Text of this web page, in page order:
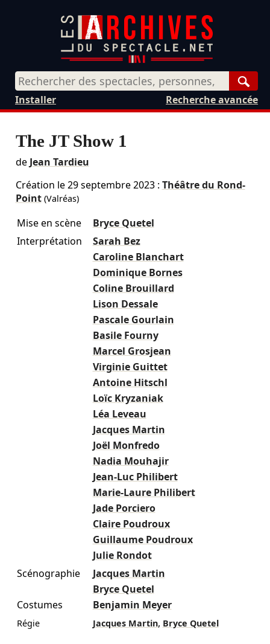
Recherche avancée
Installer
The JT Show 1
de Jean Tardieu
Création le29 septembre 2023: Théâtre du Rond-
Point(Valréas)
Mise en scène
Bryce Quetel
Interprétation
Sarah Bez
Caroline Blanchart
Dominique Bornes
Coline Brouillard
Lison Dessale
Pascale Gourlain
Basile Fourny
Marcel Grosjean
Virginie Guittet
Antoine Hitschl
Loïc Kryzaniak
Léa Leveau
Jacques Martin
Joël Monfredo
Nadia Mouhajir
Jean-Luc Philibert
Marie-Laure Philibert
Jade Porciero
Claire Poudroux
Guillaume Poudroux
Julie Rondot
Scénographie
Jacques Martin
Bryce Quetel
Costumes
Benjamin Meyer
Régie Jacques Martin, Bryce Quetel